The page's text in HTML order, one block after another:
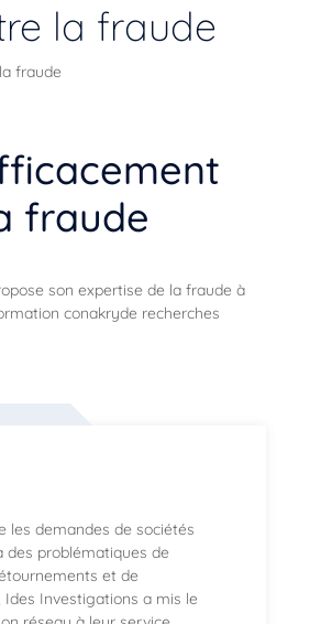
la fraude
fraude
fraude
son expertise de la fraude à
conakryde recherches
les demandes de sociétés
des problématiques de
et de
Ides Investigations a mis le